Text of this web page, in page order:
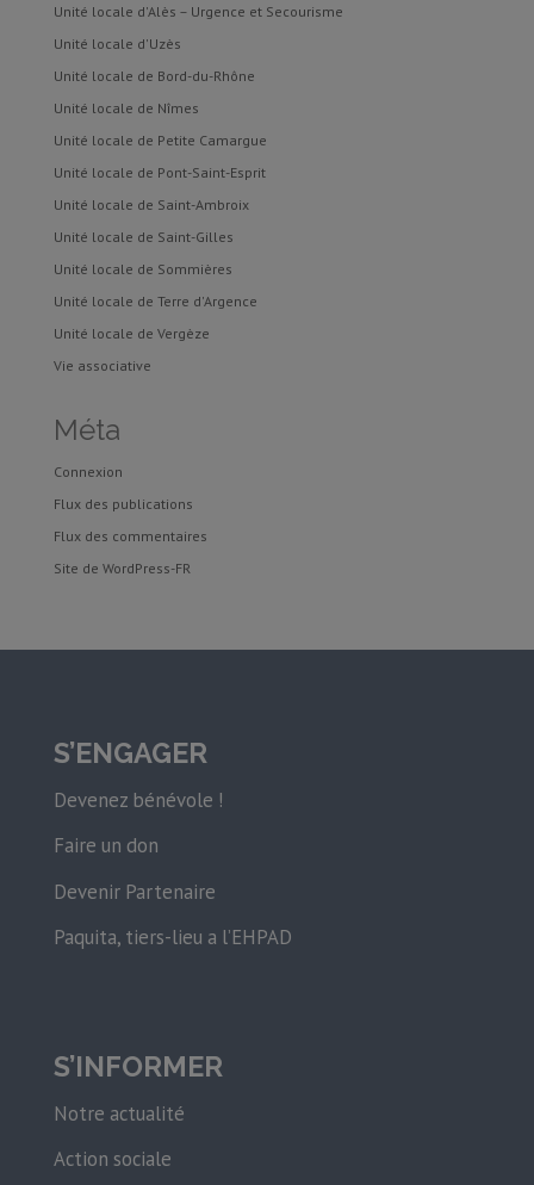
Unité locale d'Alès – Urgence et Secourisme
Unité locale d'Uzès
Unité locale de Bord-du-Rhône
Unité locale de Nîmes
Unité locale de Petite Camargue
Unité locale de Pont-Saint-Esprit
Unité locale de Saint-Ambroix
Unité locale de Saint-Gilles
Unité locale de Sommières
Unité locale de Terre d'Argence
Unité locale de Vergèze
Vie associative
Méta
Connexion
Flux des publications
Flux des commentaires
Site de WordPress-FR
S’ENGAGER
Devenez bénévole !
Faire un don
Devenir Partenaire
Paquita, tiers-lieu a l’EHPAD
S’INFORMER
Notre actualité
Action sociale